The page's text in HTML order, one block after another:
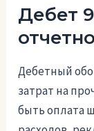
Дебет
Дебетный
затрат на
быть оплата